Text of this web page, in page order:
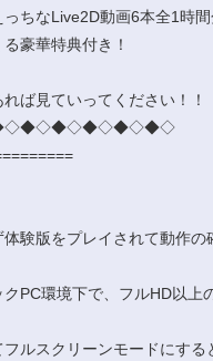
っちなLive2D動画6本全1時
豪華特典付き！
ば見ていってください！！
験版をプレイされて動作の
PC環境下で、フルHD以上
ルスクリーンモードにする